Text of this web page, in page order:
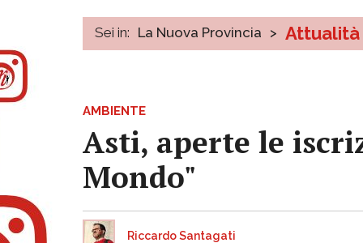
Sei in: La Nuova Provincia > Attualità
AMBIENTE
Asti, aperte le
Mondo"
Riccardo Santagati